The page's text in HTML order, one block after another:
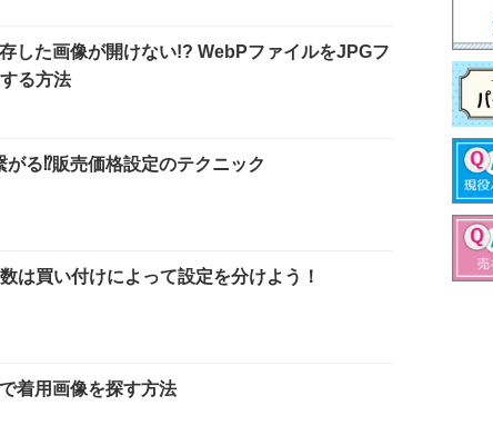
した画像が開けない!? WebPファイルをJPGフ
る方法
がる⁉︎販売価格設定のテクニック
は買い付けによって設定を分けよう！
着用画像を探す方法